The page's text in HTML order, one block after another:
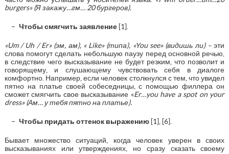
burgers» (Я закажу…гм… 20 бургеров).
Чтобы смягчить заявление [1].
«Um / Uh / Er» (эм, ам), « Like» (типа), «You see» (видишь ли) –эти
слова помогут сделать небольшую паузу перед основной речью,
в следствие чего высказывание не будет резким, что позволит и
говорящему, и слушающему чувствовать себя в диалоге
комфортно. Например, если человек столкнулся с тем, что увидел
пятно на платье своей собеседницы, с помощью филлера он
сможет смягчить свое высказывание «Er…you have a spot on your
dress» (Ам… у тебя пятно на платье).
Чтобы придать оттенок выражению[1], [6].
Бывает множество ситуаций, когда человек уверен в своих
высказываниях или утверждениях, но сразу сказать своему